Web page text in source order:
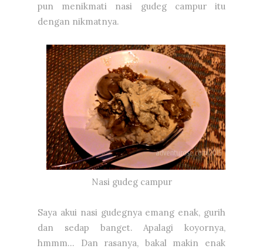
pun menikmati nasi gudeg campur itu
dengan nikmatnya.
Nasi gudeg campur
Saya akui nasi gudegnya emang enak, gurih
dan sedap banget. Apalagi koyornya,
hmmm... Dan rasanya, bakal makin enak